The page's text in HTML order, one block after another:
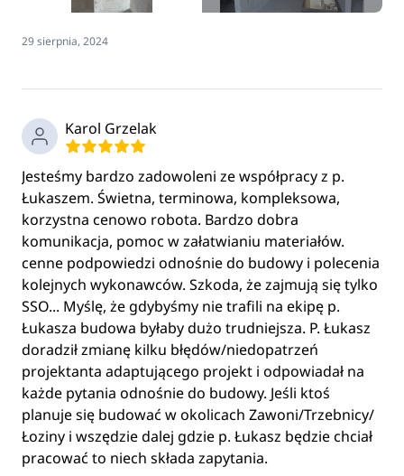
29 sierpnia, 2024
Karol Grzelak
Jesteśmy bardzo zadowoleni ze współpracy z p.
Łukaszem. Świetna, terminowa, kompleksowa,
korzystna cenowo robota. Bardzo dobra
komunikacja, pomoc w załatwianiu materiałów.
cenne podpowiedzi odnośnie do budowy i polecenia
kolejnych wykonawców. Szkoda, że zajmują się tylko
SSO... Myślę, że gdybyśmy nie trafili na ekipę p.
Łukasza budowa byłaby dużo trudniejsza. P. Łukasz
doradził zmianę kilku błędów/niedopatrzeń
projektanta adaptującego projekt i odpowiadał na
każde pytania odnośnie do budowy. Jeśli ktoś
planuje się budować w okolicach Zawoni/Trzebnicy/
Łoziny i wszędzie dalej gdzie p. Łukasz będzie chciał
pracować to niech składa zapytania.